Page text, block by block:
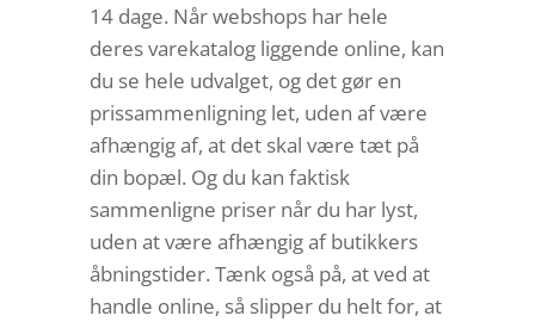
14 dage. Når webshops har hele
deres varekatalog liggende online, kan
du se hele udvalget, og det gør en
prissammenligning let, uden af være
afhængig af, at det skal være tæt på
din bopæl. Og du kan faktisk
sammenligne priser når du har lyst,
uden at være afhængig af butikkers
åbningstider. Tænk også på, at ved at
handle online, så slipper du helt for, at